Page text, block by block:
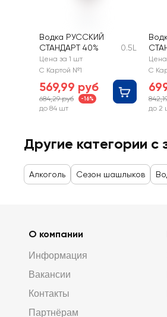
Водка РУССКИЙ
СТАНДАРТ 40%
0.5L
Цена за 1 шт
С Картой №1
569,99 руб
684,29 руб -16%
до 84 шт
Цена
С
до 2
Другие категории с
Алкоголь Сезон шашлыков
О компании
Информация
Вакансии
Контакты
Партнёрам